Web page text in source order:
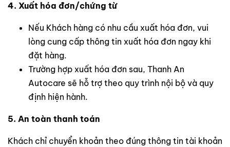
4. Xuất hóa đơn/chứng từ
Nếu Khách hàng có nhu cầu xuất hóa đơn, vui
lòng cung cấp thông tin xuất hóa đơn ngay khi
đặt hàng.
Trường hợp xuất hóa đơn sau, Thanh An
Autocare sẽ hỗ trợ theo quy trình nội bộ và quy
định hiện hành.
5. An toàn thanh toán
Khách chỉ chuyển khoản theo đúng thông tin tài khoản